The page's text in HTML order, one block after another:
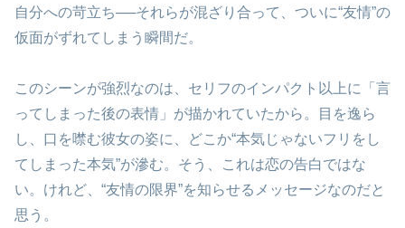
自分への苛立ち──それらが混ざり合って、ついに“友情”の
仮面がずれてしまう瞬間だ。
このシーンが強烈なのは、セリフのインパクト以上に「言
ってしまった後の表情」が描かれていたから。目を逸ら
し、口を噤む彼女の姿に、どこか“本気じゃないフリをし
てしまった本気”が滲む。そう、これは恋の告白ではな
い。けれど、“友情の限界”を知らせるメッセージなのだと
思う。